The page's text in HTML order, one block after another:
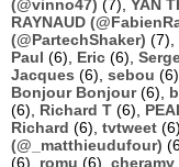
(@vinno47) (7), YAN
RAYNAUD
(@PartechShaker) (7),
Paul (6), Eric (6),
Jacques (6), sebou (6),
Bonjour Bonjour(6),
(6), Richard T (6),
Richard (6), tvtweet
(@_matthieudufour)
(6), romu (6), cheramy